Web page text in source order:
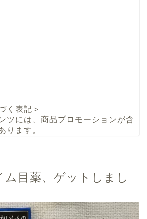
く表記＞
ツには、商品プロモーションが含
ります。
ム目薬、ゲットしまし